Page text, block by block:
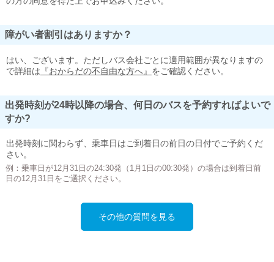
障がい者割引はありますか？
はい、ございます。ただしバス会社ごとに適用範囲が異なりますの
で詳細は 『おからだの不自由な方へ』 をご確認ください。
出発時刻が24時以降の場合、何日のバスを予約すればよいで
すか?
出発時刻に関わらず、乗車日はご到着日の前日の日付でご予約くだ
さい。
例：乗車日が12月31日の24:30発（1月1日の00:30発）の場合は到着日前
日の12月31日をご選択ください。
その他の質問を見る